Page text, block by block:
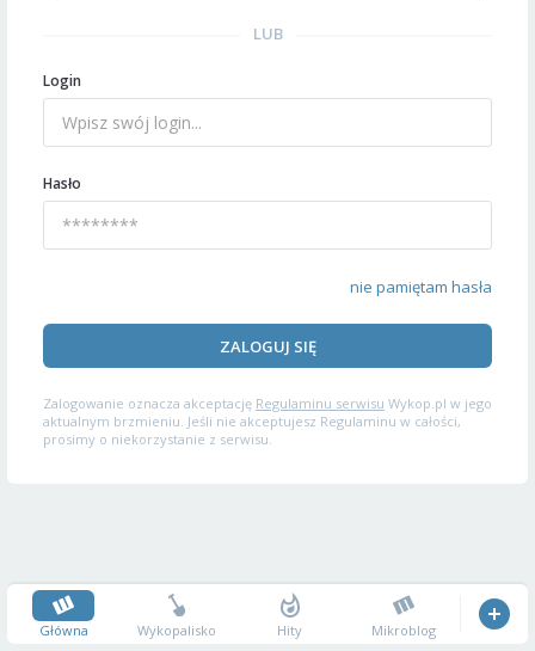
LUB
Login
Hasło
nie pamiętam hasła
ZALOGUJ SIĘ
Zalogowanie oznacza akceptację Regulaminu serwisu Wykop.pl w jego
aktualnym brzmieniu. Jeśli nie akceptujesz Regulaminu w całości,
prosimy o niekorzystanie z serwisu.
Główna Wykopalisko Hity Mikroblog